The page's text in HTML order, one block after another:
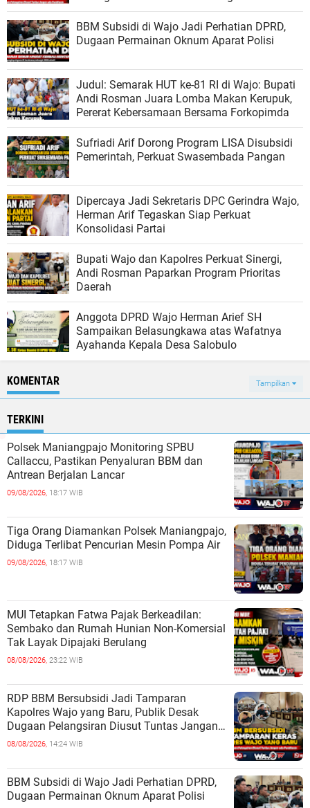
Pembiaran
BBM Subsidi di Wajo Jadi Perhatian DPRD,
Dugaan Permainan Oknum Aparat Polisi
Judul: Semarak HUT ke-81 RI di Wajo: Bupati
Andi Rosman Juara Lomba Makan Kerupuk,
Pererat Kebersamaan Bersama Forkopimda
Sufriadi Arif Dorong Program LISA Disubsidi
Pemerintah, Perkuat Swasembada Pangan
Dipercaya Jadi Sekretaris DPC Gerindra Wajo,
Herman Arif Tegaskan Siap Perkuat
Konsolidasi Partai
Bupati Wajo dan Kapolres Perkuat Sinergi,
Andi Rosman Paparkan Program Prioritas
Daerah
Anggota DPRD Wajo Herman Arief SH
Sampaikan Belasungkawa atas Wafatnya
Ayahanda Kepala Desa Salobulo
KOMENTAR Tampilkan
TERKINI
Polsek Maniangpajo Monitoring SPBU
Callaccu, Pastikan Penyaluran BBM dan
Antrean Berjalan Lancar
09/08/2026, 18:17 WIB
Tiga Orang Diamankan Polsek Maniangpajo,
Diduga Terlibat Pencurian Mesin Pompa Air
09/08/2026, 18:17 WIB
MUI Tetapkan Fatwa Pajak Berkeadilan:
Sembako dan Rumah Hunian Non-Komersial
Tak Layak Dipajaki Berulang
08/08/2026, 23:22 WIB
RDP BBM Bersubsidi Jadi Tamparan
Kapolres Wajo yang Baru, Publik Desak
Dugaan Pelangsiran Diusut Tuntas Jangan
ada Pembiaran
08/08/2026, 14:24 WIB
BBM Subsidi di Wajo Jadi Perhatian DPRD,
Dugaan Permainan Oknum Aparat Polisi